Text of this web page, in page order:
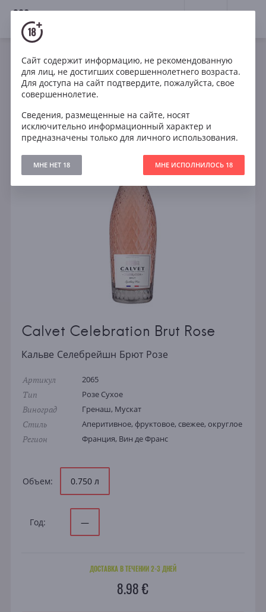
18+
Игристое Розе Сухое
Франция
Calvet Celebration Brut Rose
Calvet Celebration Brut Rose
Кальве Селебрейшн Брют Розе
Артикул 2065
Тип Розе Сухое
Виноград Гренаш, Мускат
Стиль Аперитивное, фруктовое, свежее, округлое
Регион Франция, Вин де Франс
Объем: 0.750 л
Год: —
ДОСТАВКА В ТЕЧЕНИИ 2-3 ДНЕЙ
8.98 €
Сайт содержит информацию, не рекомендованную
для лиц, не достигших совершеннолетнего возраста.
Для доступа на сайт подтвердите, пожалуйста, свое
совершеннолетие.
Сведения, размещенные на сайте, носят
исключительно информационный характер и
предназначены только для личного использования.
МНЕ НЕТ 18 МНЕ ИСПОЛНИЛОСЬ 18